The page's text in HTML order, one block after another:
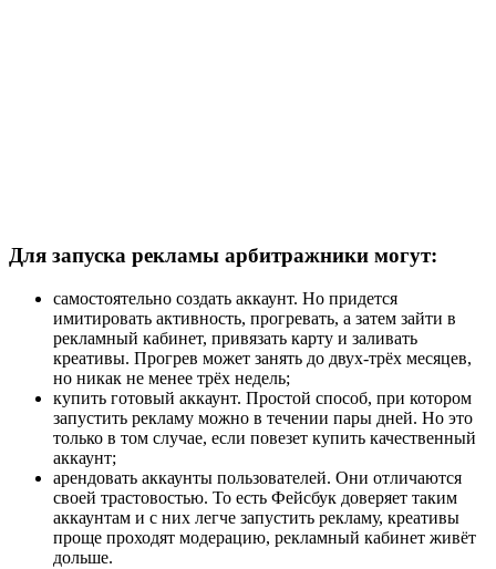
Для запуска рекламы арбитражники могут:
самостоятельно создать аккаунт. Но придется
имитировать активность, прогревать, а затем зайти в
рекламный кабинет, привязать карту и заливать
креативы. Прогрев может занять до двух-трёх месяцев,
но никак не менее трёх недель;
купить готовый аккаунт. Простой способ, при котором
запустить рекламу можно в течении пары дней. Но это
только в том случае, если повезет купить качественный
аккаунт;
арендовать аккаунты пользователей. Они отличаются
своей трастовостью. То есть Фейсбук доверяет таким
аккаунтам и с них легче запустить рекламу, креативы
проще проходят модерацию, рекламный кабинет живёт
дольше.